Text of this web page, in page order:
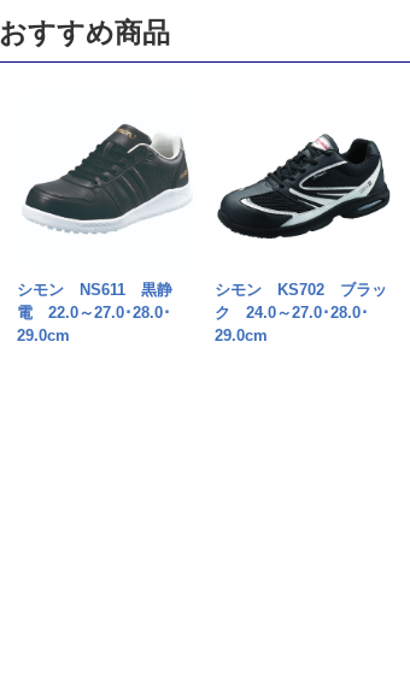
おすすめ商品
シモン NS611 黒静
電 22.0～27.0･28.0･
29.0cm
シモン KS702 ブラッ
ク 24.0～27.0･28.0･
29.0cm